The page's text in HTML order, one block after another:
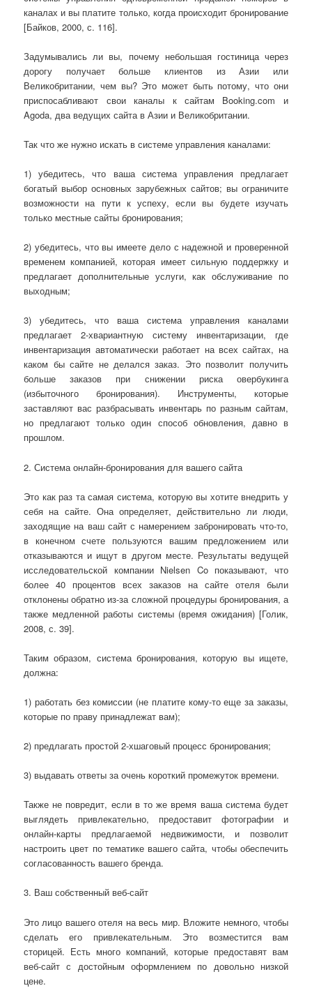
каналах и вы платите только, когда происходит бронирование
[Байков, 2000, с. 116].
Задумывались ли вы, почему небольшая гостиница через
дорогу получает больше клиентов из Азии или
Великобритании, чем вы? Это может быть потому, что они
приспосабливают свои каналы к сайтам Booking.com и
Agoda, два ведущих сайта в Азии и Великобритании.
Так что же нужно искать в системе управления каналами:
1) убедитесь, что ваша система управления предлагает
богатый выбор основных зарубежных сайтов; вы ограничите
возможности на пути к успеху, если вы будете изучать
только местные сайты бронирования;
2) убедитесь, что вы имеете дело с надежной и проверенной
временем компанией, которая имеет сильную поддержку и
предлагает дополнительные услуги, как обслуживание по
выходным;
3) убедитесь, что ваша система управления каналами
предлагает 2-хвариантную систему инвентаризации, где
инвентаризация автоматически работает на всех сайтах, на
каком бы сайте не делался заказ. Это позволит получить
больше заказов при снижении риска овербукинга
(избыточного бронирования). Инструменты, которые
заставляют вас разбрасывать инвентарь по разным сайтам,
но предлагают только один способ обновления, давно в
прошлом.
2. Система онлайн-бронирования для вашего сайта
Это как раз та самая система, которую вы хотите внедрить у
себя на сайте. Она определяет, действительно ли люди,
заходящие на ваш сайт с намерением забронировать что-то,
в конечном счете пользуются вашим предложением или
отказываются и ищут в другом месте. Результаты ведущей
исследовательской компании Nielsen Co показывают, что
более 40 процентов всех заказов на сайте отеля были
отклонены обратно из-за сложной процедуры бронирования, а
также медленной работы системы (время ожидания) [Голик,
2008, с. 39].
Таким образом, система бронирования, которую вы ищете,
должна:
1) работать без комиссии (не платите кому-то еще за заказы,
которые по праву принадлежат вам);
2) предлагать простой 2-хшаговый процесс бронирования;
3) выдавать ответы за очень короткий промежуток времени.
Также не повредит, если в то же время ваша система будет
выглядеть привлекательно, предоставит фотографии и
онлайн-карты предлагаемой недвижимости, и позволит
настроить цвет по тематике вашего сайта, чтобы обеспечить
согласованность вашего бренда.
3. Ваш собственный веб-сайт
Это лицо вашего отеля на весь мир. Вложите немного, чтобы
сделать его привлекательным. Это возместится вам
сторицей. Есть много компаний, которые предоставят вам
веб-сайт с достойным оформлением по довольно низкой
цене.